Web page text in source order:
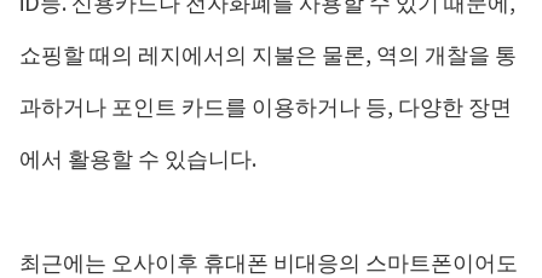
쇼핑할 때의 레지에서의 지불은 물론, 역의 개찰을 통
과하거나 포인트 카드를 이용하거나 등, 다양한 장면
에서 활용할 수 있습니다.
최근에는 오사이후 휴대폰 비대응의 스마트폰이어도